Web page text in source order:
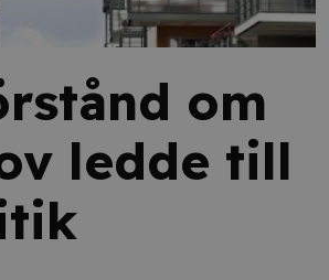
om
ledde till